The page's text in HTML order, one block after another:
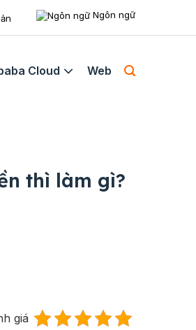
Ngôn ngữ
Cloud Web
thì làm gì?
giá